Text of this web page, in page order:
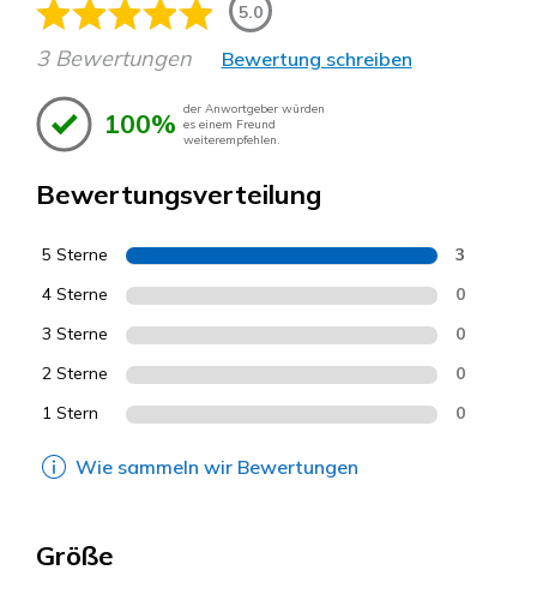
5.0
3 Bewertungen Bewertung schreiben
100% der Anwortgeber würden
es einem Freund
weiterempfehlen.
Bewertungsverteilung
5 Sterne 3
4 Sterne 0
3 Sterne 0
2 Sterne 0
1 Stern 0
Wie sammeln wir Bewertungen
Größe